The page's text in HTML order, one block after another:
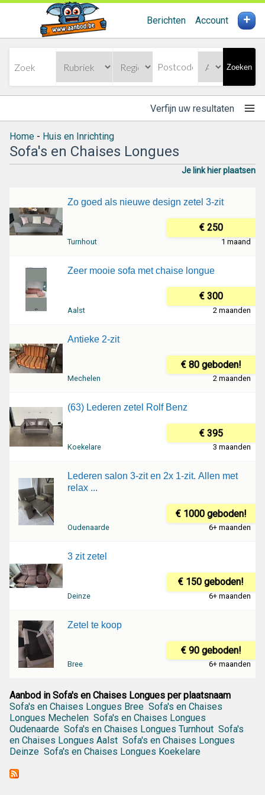
Berichten Account +
Zoeken
Verfijn uw resultaten
Home - Huis en Inrichting
Sofa's en Chaises Longues
Je link hier plaatsen
Zo goed als nieuwe design zetel 3-zit
€ 250
Turnhout 1 maand
Zeer mooie sofa met chaise longue
€ 300
Aalst 2 maanden
Antieke 2-zit
€ 80 geboden!
Mechelen 2 maanden
(63) Lederen zetel Rolf Benz
€ 395
Koekelare 3 maanden
Lederen salon 3-zit en 2x 1-zit. Allen met
relax ...
€ 1000 geboden!
Oudenaarde 6+ maanden
3 zit zetel
€ 150 geboden!
Deinze 6+ maanden
Zetel te koop
€ 90 geboden!
Bree 6+ maanden
Aanbod in Sofa's en Chaises Longues per plaatsnaam
Sofa's en Chaises Longues Bree Sofa's en Chaises
Longues Mechelen Sofa's en Chaises Longues
Oudenaarde Sofa's en Chaises Longues Turnhout Sofa's
en Chaises Longues Aalst Sofa's en Chaises Longues
Deinze Sofa's en Chaises Longues Koekelare